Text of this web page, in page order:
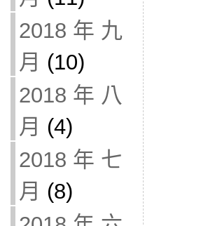
2018 年 九
月 (10)
2018 年 八
月 (4)
2018 年 七
月 (8)